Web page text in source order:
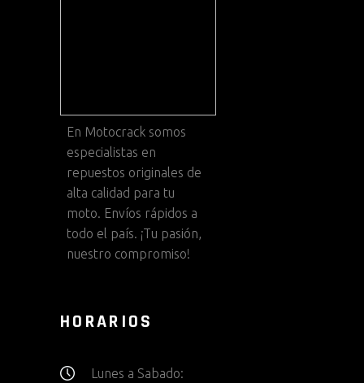
En Motocrack somos
especialistas en
repuestos originales de
alta calidad para tu
moto. Envíos rápidos a
todo el país. ¡Tu pasión,
nuestro compromiso!
HORARIOS
Lunes a Sabado: